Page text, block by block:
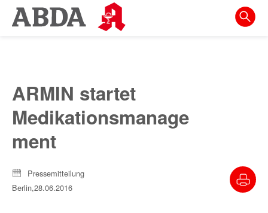
Springe
direkt
zur
Meta-
Navigation
Inhalt
zur
ARMIN startet
Medikationsmanage
ment
Pressemitteilung
Berlin,28.06.2016